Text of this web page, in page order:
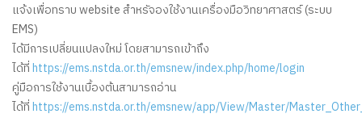
แจ้งเพื่อทราบ website สำหรัจองใช้งานเครื่องมือวิทยาศาสตร์ (ระบบ
EMS)
ได้มีการเปลี่ยนแปลงใหม่ โดยสามารถเข้าถึง
ได้ที่https://ems.nstda.or.th/emsnew/index.php/home/login
คู่มือการใช้งานเบื้องต้นสามารถอ่าน
ได้ที่https://ems.nstda.or.th/emsnew/app/View/Master/